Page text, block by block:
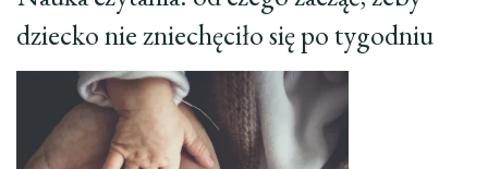
dziecko nie zniechęciło się po tygodniu